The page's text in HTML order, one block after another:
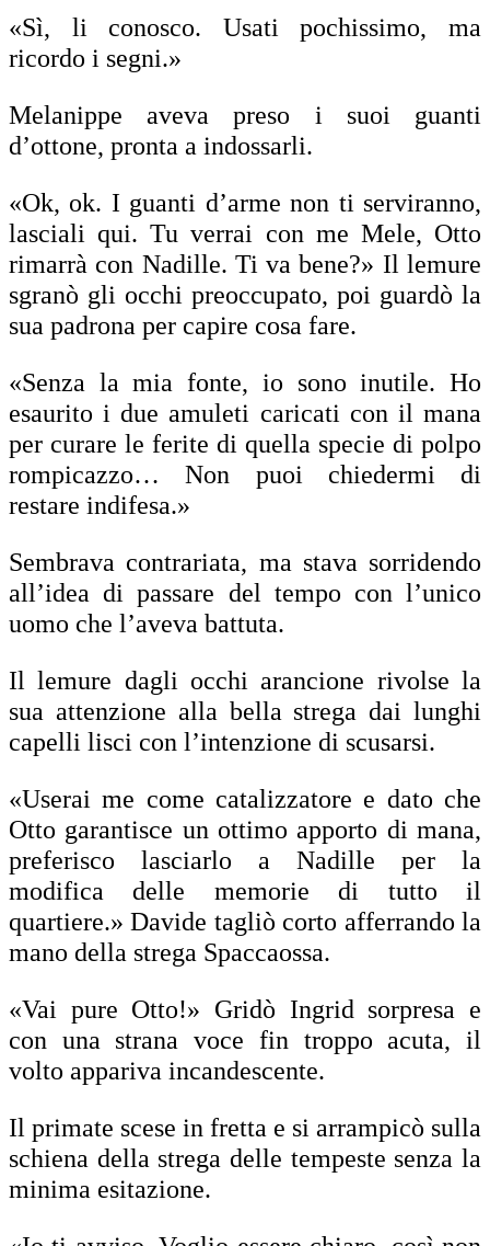
«Sì, li conosco. Usati pochissimo, ma
ricordo i segni.»
Melanippe aveva preso i suoi guanti
d’ottone, pronta a indossarli.
«Ok, ok. I guanti d’arme non ti serviranno,
lasciali qui. Tu verrai con me Mele, Otto
rimarrà con Nadille. Ti va bene?» Il lemure
sgranò gli occhi preoccupato, poi guardò la
sua padrona per capire cosa fare.
«Senza la mia fonte, io sono inutile. Ho
esaurito i due amuleti caricati con il mana
per curare le ferite di quella specie di polpo
rompicazzo… Non puoi chiedermi di
restare indifesa.»
Sembrava contrariata, ma stava sorridendo
all’idea di passare del tempo con l’unico
uomo che l’aveva battuta.
Il lemure dagli occhi arancione rivolse la
sua attenzione alla bella strega dai lunghi
capelli lisci con l’intenzione di scusarsi.
«Userai me come catalizzatore e dato che
Otto garantisce un ottimo apporto di mana,
preferisco lasciarlo a Nadille per la
modifica delle memorie di tutto il
quartiere.» Davide tagliò corto afferrando la
mano della strega Spaccaossa.
«Vai pure Otto!» Gridò Ingrid sorpresa e
con una strana voce fin troppo acuta, il
volto appariva incandescente.
Il primate scese in fretta e si arrampicò sulla
schiena della strega delle tempeste senza la
minima esitazione.